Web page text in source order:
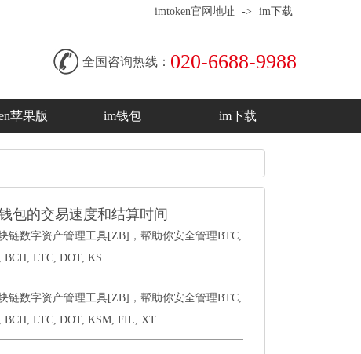
imtoken官网地址 -> im下载
020-6688-9988
全国咨询热线：
苹果版 im钱包 im下载
包的交易速度和结算时间
链数字资产管理工具[ZB]，帮助你安全管理BTC,
BCH, LTC, DOT, KS
链数字资产管理工具[ZB]，帮助你安全管理BTC,
BCH, LTC, DOT, KSM, FIL, XT......